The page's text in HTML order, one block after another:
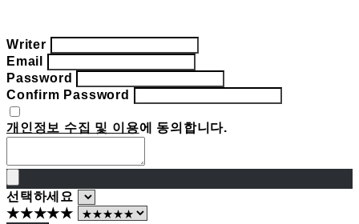
Writer
Email
Password
Confirm Password
개인정보 수집 및 이용에 동의합니다.
선택하세요
★★★★★